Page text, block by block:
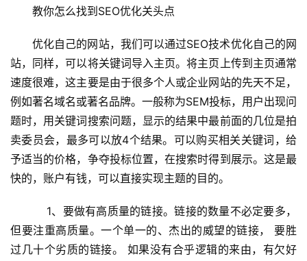
教你怎么找到SEO优化关头点
优化自己的网站，我们可以通过SEO技术优化自己的网
站，同样，可以将关键词导入主页。将主页上传到主页通常
速度很难，这主要是由于很多个人或企业网站的先天不足，
例如著名域名或著名品牌。一般称为SEM投标，用户出现问
题时，用关键词搜索问题，显示的结果中最前面的几位是拍
卖委员会，最多可以放4个结果。可以购买相关关键词，给
予适当的价格，争夺投标位置，在搜索时得到展示。这是最
快的，账户有钱，可以直接实现主题的目的。
1、要做有高质量的链接。链接的数量不必定要多，
但要注重高质量。一个单一的、杰出的威望的链接， 要胜
过几十个劣质的链接。 如果没有合乎逻辑的来由，有欠好